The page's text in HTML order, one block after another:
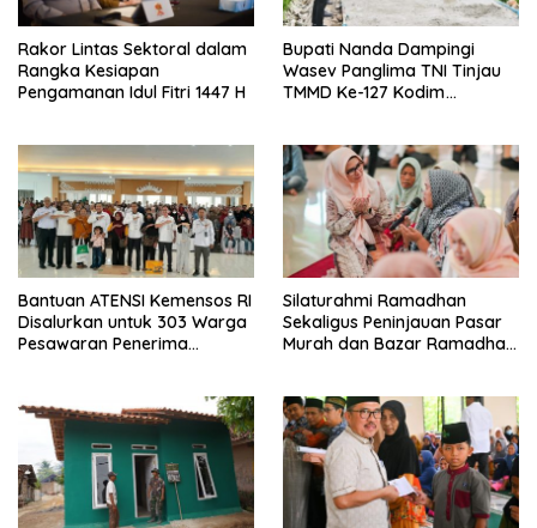
Rakor Lintas Sektoral dalam
Rangka Kesiapan
Pengamanan Idul Fitri 1447 H
Bupati Nanda Dampingi
Wasev Panglima TNI Tinjau
TMMD Ke-127 Kodim
Bantuan ATENSI Kemensos RI
Disalurkan untuk 303 Warga
Pesawaran Penerima
Silaturahmi Ramadhan
Sekaligus Peninjauan Pasar
Murah dan Bazar Ramadhan